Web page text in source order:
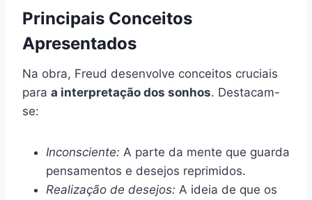
Principais Conceitos
Apresentados
Na obra, Freud desenvolve conceitos cruciais
para a interpretação dos sonhos. Destacam-
se:
Inconsciente: A parte da mente que guarda
pensamentos e desejos reprimidos.
Realização de desejos: A ideia de que os